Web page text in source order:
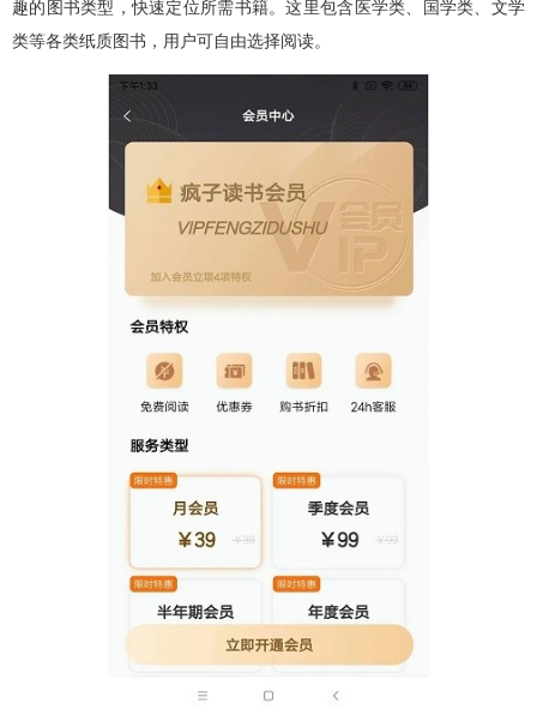
趣的图书类型，快速定位所需书籍。这里包含医学类、国学类、文学
类等各类纸质图书，用户可自由选择阅读。